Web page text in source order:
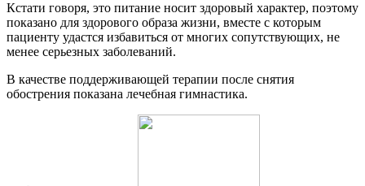
Кстати говоря, это питание носит здоровый характер, поэтому
показано для здорового образа жизни, вместе с которым
пациенту удастся избавиться от многих сопутствующих, не
менее серьезных заболеваний.
В качестве поддерживающей терапии после снятия
обострения показана лечебная гимнастика.